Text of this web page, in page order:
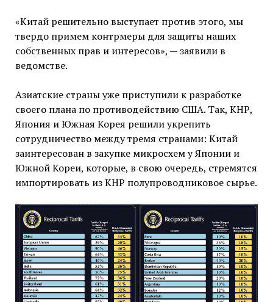
«Китай решительно выступает против этого, мы
твердо примем контрмеры для защиты наших
собственных прав и интересов», — заявили в
ведомстве.
Азиатские страны уже приступили к разработке
своего плана по противодействию США. Так, КНР,
Япония и Южная Корея решили укрепить
сотрудничество между тремя странами: Китай
заинтересован в закупке микросхем у Японии и
Южной Кореи, которые, в свою очередь, стремятся
импортировать из КНР полупроводниковое сырье.